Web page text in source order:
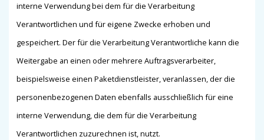
interne Verwendung bei dem für die Verarbeitung
Verantwortlichen und für eigene Zwecke erhoben und
gespeichert. Der für die Verarbeitung Verantwortliche kann die
Weitergabe an einen oder mehrere Auftragsverarbeiter,
beispielsweise einen Paketdienstleister, veranlassen, der die
personenbezogenen Daten ebenfalls ausschließlich für eine
interne Verwendung, die dem für die Verarbeitung
Verantwortlichen zuzurechnen ist, nutzt.